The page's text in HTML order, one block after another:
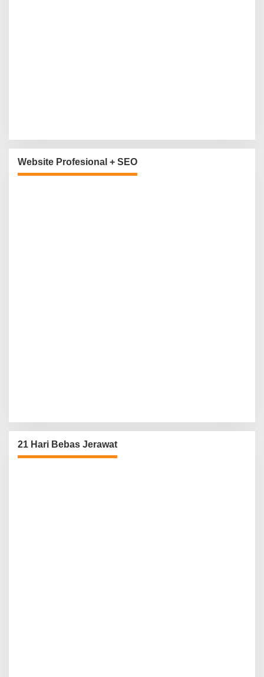
Website Profesional + SEO
21 Hari Bebas Jerawat